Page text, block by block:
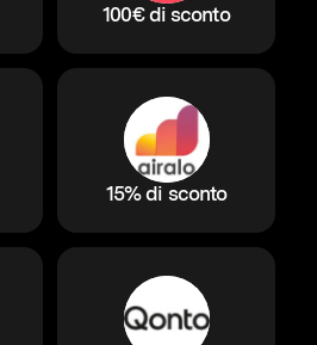
100€ di sconto
15% di sconto